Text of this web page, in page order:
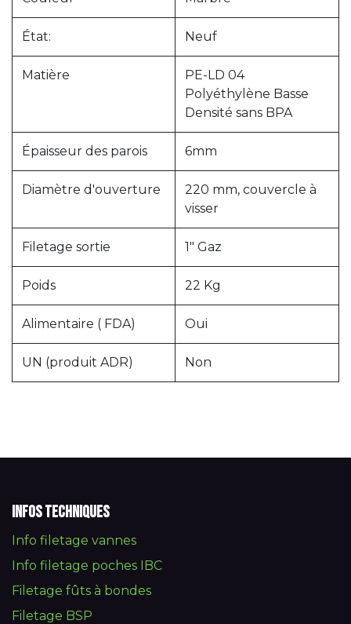
État: Neuf
Matière
PE-LD 04
Polyéthylène Basse
Densité sans BPA
Épaisseur des parois 6mm
Diamètre d'ouverture
220 mm, couvercle à
visser
Filetage sortie 1" Gaz
Poids 22 Kg
Alimentaire ( FDA) Oui
UN (produit ADR) Non
Infos techniques
Info filetage vannes
Info filetage poches IBC
Filetage fûts à bondes
Filetage BSP